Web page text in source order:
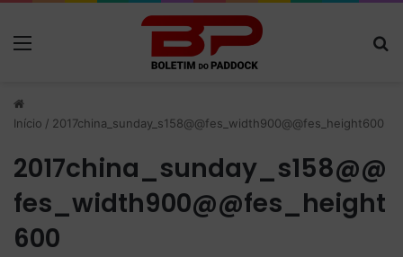
Início / 2017china_sunday_s158@@fes_width900@@fes_height600
2017china_sunday_s158@@
fes_width900@@fes_height
600